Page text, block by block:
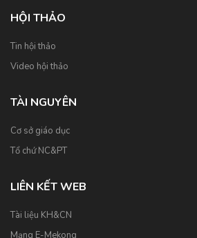
HỘI THẢO
Tin hội thảo
Video hội thảo
TÀI NGUYÊN
Cơ sở giáo dục
Tổ chứ NC&PT
LIÊN KẾT WEB
Tài liệu KH&CN
Mạng E-Mekong